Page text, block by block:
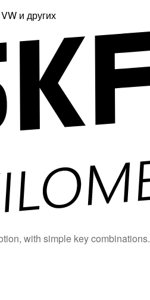
и других
with simple key combinations.